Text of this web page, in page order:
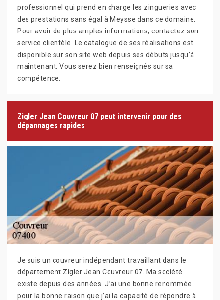
professionnel qui prend en charge les zingueries avec
des prestations sans égal à Meysse dans ce domaine.
Pour avoir de plus amples informations, contactez son
service clientèle. Le catalogue de ses réalisations est
disponible sur son site web depuis ses débuts jusqu’à
maintenant. Vous serez bien renseignés sur sa
compétence.
Zigler Jean Couvreur 07 peut intervenir pour des
dépannages rapides
Je suis un couvreur indépendant travaillant dans le
département Zigler Jean Couvreur 07. Ma société
existe depuis des années. J’ai une bonne renommée
pour la bonne raison que j’ai la capacité de répondre à